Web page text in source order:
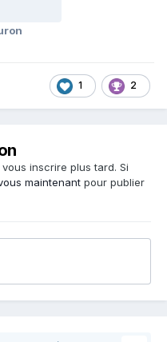
1 2
inscrire plus tard. Si
maintenant pour publier